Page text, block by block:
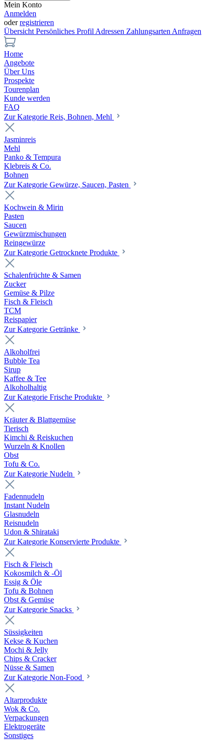
Mein Konto
Anmelden
oderregistrieren
Übersicht Persönliches Profil Adressen Zahlungsarten Anfragen
Home
Angebote
Über Uns
Prospekte
Tourenplan
Kunde werden
FAQ
Zur Kategorie Reis, Bohnen, Mehl
Jasminreis
Mehl
Panko & Tempura
Klebreis & Co.
Bohnen
Zur Kategorie Gewürze, Saucen, Pasten
Kochwein & Mirin
Pasten
Saucen
Gewürzmischungen
Reingewürze
Zur Kategorie Getrocknete Produkte
Schalenfrüchte & Samen
Zucker
Gemüse & Pilze
Fisch & Fleisch
TCM
Reispapier
Zur Kategorie Getränke
Alkoholfrei
Bubble Tea
Sirup
Kaffee & Tee
Alkoholhaltig
Zur Kategorie Frische Produkte
Kräuter & Blattgemüse
Tierisch
Kimchi & Reiskuchen
Wurzeln & Knollen
Obst
Tofu & Co.
Zur Kategorie Nudeln
Fadennudeln
Instant Nudeln
Glasnudeln
Reisnudeln
Udon & Shirataki
Zur Kategorie Konservierte Produkte
Fisch & Fleisch
Kokosmilch & -Öl
Essig & Öle
Tofu & Bohnen
Obst & Gemüse
Zur Kategorie Snacks
Süssigkeiten
Kekse & Kuchen
Mochi & Jelly
Chips & Cracker
Nüsse & Samen
Zur Kategorie Non-Food
Altarprodukte
Wok & Co.
Verpackungen
Elektrogeräte
Sonstiges